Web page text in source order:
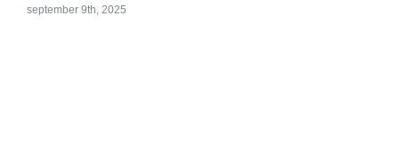
september 9th, 2025